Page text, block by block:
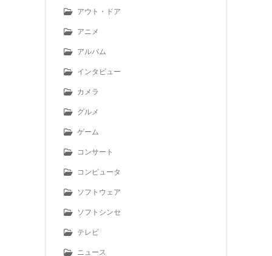
アウト・ドア
アニメ
アルバム
インタビュー
カメラ
グルメ
ゲーム
コンサート
コンピュータ
ソフトウェア
ソフトシンセ
テレビ
ニュース